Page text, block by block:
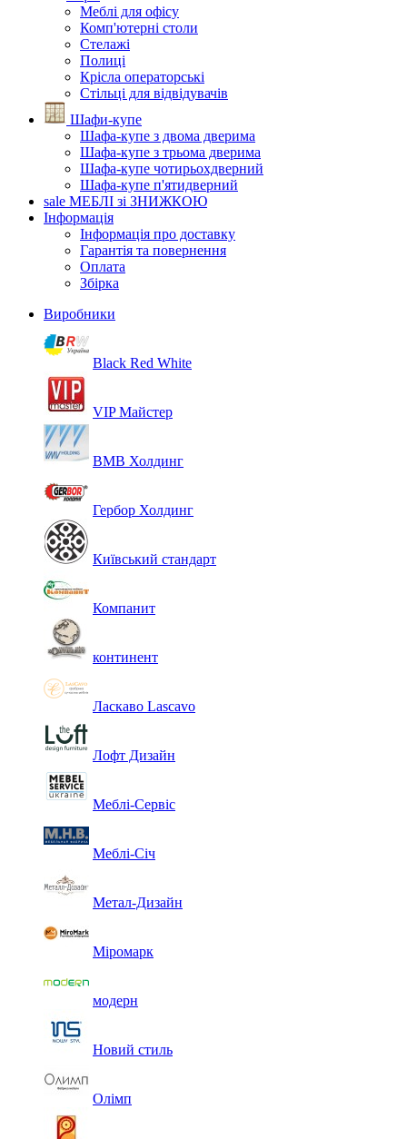
Меблі для офісу
Комп'ютерні столи
Стелажі
Полиці
Крісла операторські
Стільці для відвідувачів
Шафи-купе
Шафа-купе з двома дверима
Шафа-купе з трьома дверима
Шафа-купе чотирьохдверний
Шафа-купе п'ятидверний
sale МЕБЛІ зі ЗНИЖКОЮ
Інформація
Інформація про доставку
Гарантія та повернення
Оплата
Збірка
Виробники
Black Red White
VIP Майстер
ВМВ Холдинг
Гербор Холдинг
Київський стандарт
Компанит
континент
Ласкаво Lascavo
Лофт Дизайн
Меблі-Сервіс
Меблі-Січ
Метал-Дизайн
Міромарк
модерн
Новий стиль
Олімп